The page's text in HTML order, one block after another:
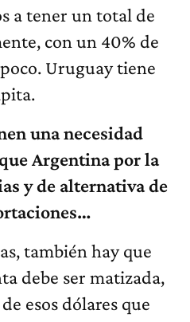
a tener un total de
con un 40% de
Uruguay tiene
una necesidad
Argentina por la
y de alternativa de
también hay que
debe ser matizada,
esos dólares que